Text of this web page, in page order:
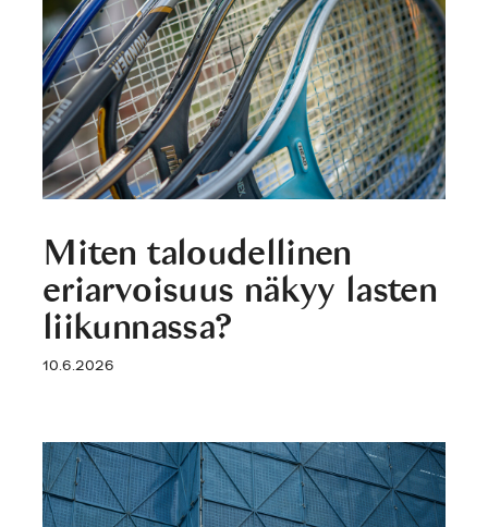
Miten taloudellinen
eriarvoisuus näkyy lasten
liikunnassa?
10.6.2026